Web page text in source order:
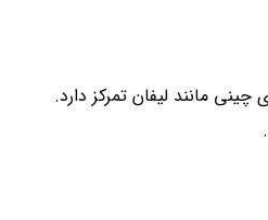
مانند لیفان تمرکز دارد.